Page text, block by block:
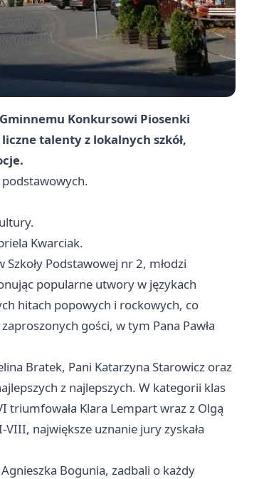
Konkursowi Piosenki
talenty z lokalnych szkół,
podstawowych.
Kwarciak.
Podstawowej nr 2, młodzi
popularne utwory w językach
hitach popowych i rockowych, co
gości, w tym Pana Pawła
Bratek, Pani Katarzyna Starowicz oraz
z najlepszych. W kategorii klas
triumfowała Klara Lempart wraz z Olgą
największe uznanie jury zyskała
Bogunia, zadbali o każdy